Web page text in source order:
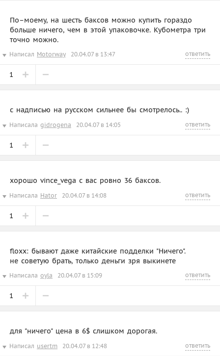
По–моему, на шесть баксов можно купить гораздо
больше ничего, чем в этой упаковочке. Кубометра три
точно можно.
Написал Motorway 20.04.07 в 13:47 ответить
1
c надписью на русском сильнее бы смотрелось.. :)
Написала gidrogena 20.04.07 в 14:05 ответить
1
хорошо vince_vega с вас ровно 36 баксов.
Написала Hator 20.04.07 в 14:08 ответить
1
floxx: бывают даже китайские подделки "Ничего".
не советую брать, только деньги зря выкинете
Написала oyla 20.04.07 в 15:09 ответить
1
для "ничего" цена в 6$ слишком дорогая.
Написал usertm 20.04.07 в 12:48 ответить